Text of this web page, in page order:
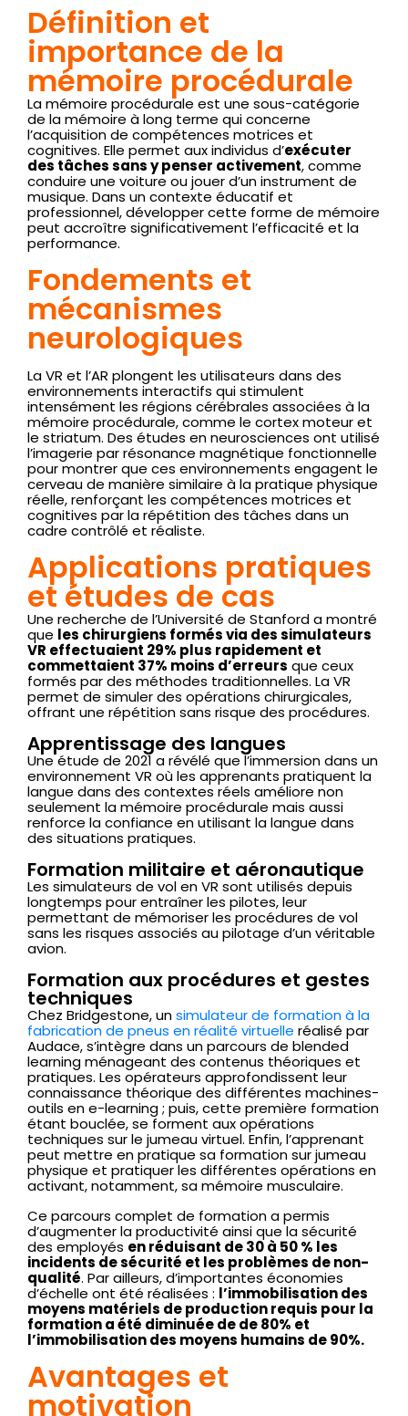
Définition et
importance de la
mémoire procédurale
La mémoire procédurale est une sous-catégorie
de la mémoire à long terme qui concerne
l’acquisition de compétences motrices et
cognitives. Elle permet aux individus d’exécuter
des tâches sans y penser activement, comme
conduire une voiture ou jouer d’un instrument de
musique. Dans un contexte éducatif et
professionnel, développer cette forme de mémoire
peut accroître significativement l’efficacité et la
performance.
Fondements et
mécanismes
neurologiques
La VR et l’AR plongent les utilisateurs dans des
environnements interactifs qui stimulent
intensément les régions cérébrales associées à la
mémoire procédurale, comme le cortex moteur et
le striatum. Des études en neurosciences ont utilisé
l’imagerie par résonance magnétique fonctionnelle
pour montrer que ces environnements engagent le
cerveau de manière similaire à la pratique physique
réelle, renforçant les compétences motrices et
cognitives par la répétition des tâches dans un
cadre contrôlé et réaliste.
Applications pratiques
et études de cas
Une recherche de l’Université de Stanford a montré
que les chirurgiens formés via des simulateurs
VR effectuaient 29% plus rapidement et
commettaient 37% moins d’erreurs que ceux
formés par des méthodes traditionnelles. La VR
permet de simuler des opérations chirurgicales,
offrant une répétition sans risque des procédures.
Apprentissage des langues
Une étude de 2021 a révélé que l’immersion dans un
environnement VR où les apprenants pratiquent la
langue dans des contextes réels améliore non
seulement la mémoire procédurale mais aussi
renforce la confiance en utilisant la langue dans
des situations pratiques.
Formation militaire et aéronautique
Les simulateurs de vol en VR sont utilisés depuis
longtemps pour entraîner les pilotes, leur
permettant de mémoriser les procédures de vol
sans les risques associés au pilotage d’un véritable
avion.
Formation aux procédures et gestes
techniques
Chez Bridgestone, unsimulateur de formation à la
fabrication de pneus en réalité virtuelle réalisé par
Audace, s’intègre dans un parcours de blended
learning ménageant des contenus théoriques et
pratiques. Les opérateurs approfondissent leur
connaissance théorique des différentes machines-
outils en e-learning ; puis, cette première formation
étant bouclée, se forment aux opérations
techniques sur le jumeau virtuel. Enfin, l’apprenant
peut mettre en pratique sa formation sur jumeau
physique et pratiquer les différentes opérations en
activant, notamment, sa mémoire musculaire.
Ce parcours complet de formation a permis
d’augmenter la productivité ainsi que la sécurité
des employés en réduisant de 30 à 50 % les
incidents de sécurité et les problèmes de non-
qualité. Par ailleurs, d’importantes économies
d’échelle ont été réalisées : l’immobilisation des
moyens matériels de production requis pour la
formation a été diminuée de de 80% et
l’immobilisation des moyens humains de 90%.
Avantages et
motivation